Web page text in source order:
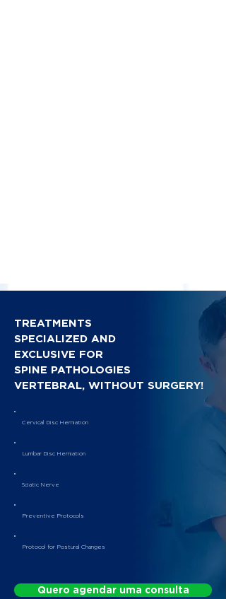
TREATMENTS
SPECIALIZED AND
EXCLUSIVE FOR
SPINE PATHOLOGIES
VERTEBRAL, WITHOUT SURGERY!
Cervical Disc Herniation
Lumbar Disc Herniation
Sciatic Nerve
Preventive Protocols
Protocol for Postural Changes
Quero agendar uma consulta